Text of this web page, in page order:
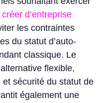
créer d’entreprise
les contraintes
du statut d’auto-
classique. Le
flexible,
et sécurité du statut de
également une